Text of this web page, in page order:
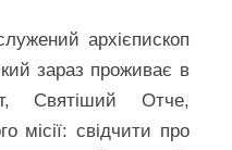
архієпископ
зараз проживає в
Святіший Отче,
місії: свідчити про